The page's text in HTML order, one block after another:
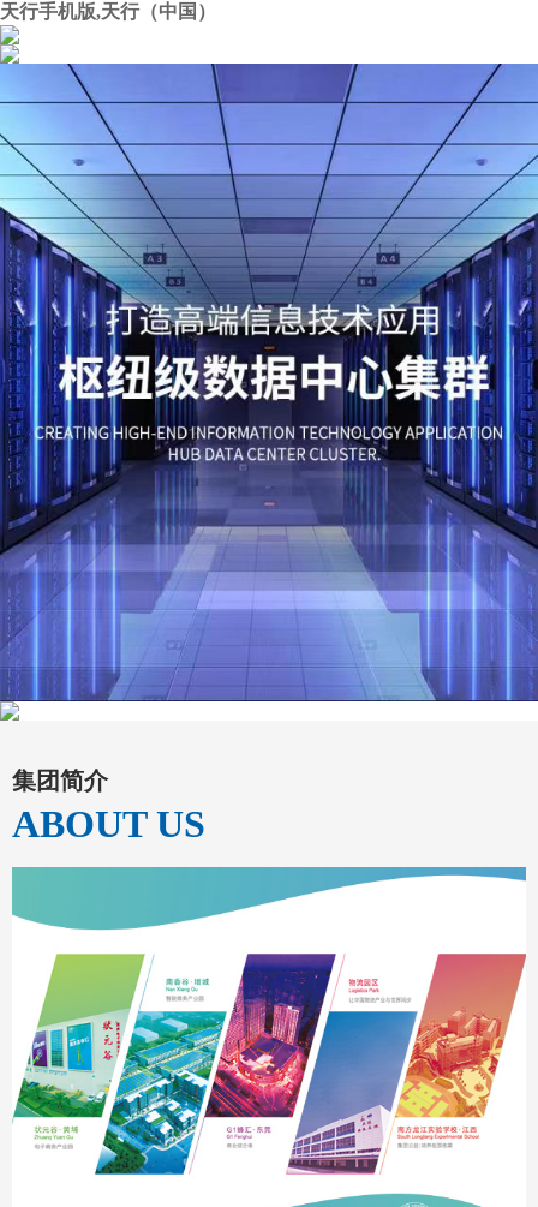
天行手机版,天行（中国）
集团简介
ABOUT US